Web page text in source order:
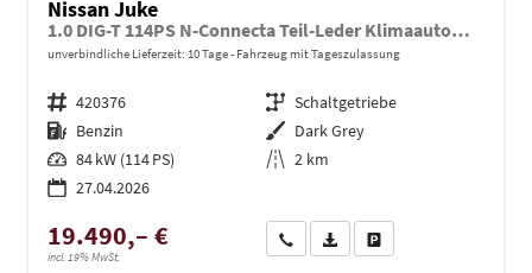
Nissan Juke
1.0 DIG-T 114PS N-Connecta Teil-Leder Klimaautomatik PDC v+h Rückf.Kamera Bluetooth Touchscreen Apple CarPlay Android Auto 17"LM
unverbindliche Lieferzeit: 10 Tage Fahrzeug mit Tageszulassung
Fahrzeugnr. 420376 Getriebe Schaltgetriebe
Kraftstoff Benzin Außenfarbe Dark Grey
Leistung 84 kW (114 PS) Kilometerstand 2 km
27.04.2026
19.490,– €
incl. 19% MwSt.
Wir rufen Sie anPDF-Datei, Fahrzeugexposé